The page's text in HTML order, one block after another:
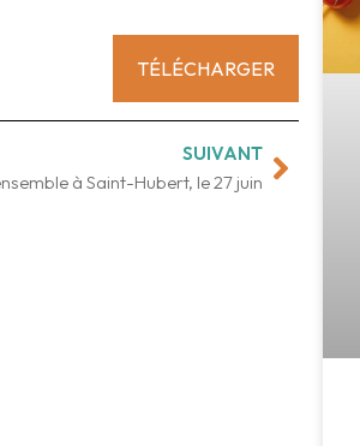
TÉLÉCHARGER
SUIVANT
à Saint-Hubert, le 27 juin Suivant